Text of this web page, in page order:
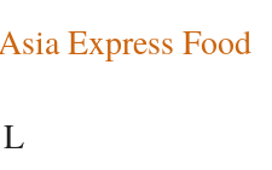
Express Food